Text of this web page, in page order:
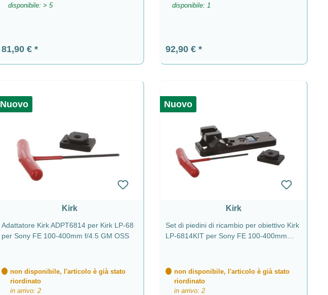
disponibile: > 5
Prezzo normale:
81,90 €
disponibile: 1
Prezzo normale:
92,90 €
Nuovo
Kirk
Adattatore Kirk ADPT6814 per Kirk LP-68
per Sony FE 100-400mm f/4.5 GM OSS
non disponibile, l'articolo è già stato
riordinato
in arrivo: 2
Nuovo
Kirk
Set di piedini di ricambio per obiettivo Kirk
LP-6814KIT per Sony FE 100-400mm
non disponibile, l'articolo è già stato
riordinato
in arrivo: 2